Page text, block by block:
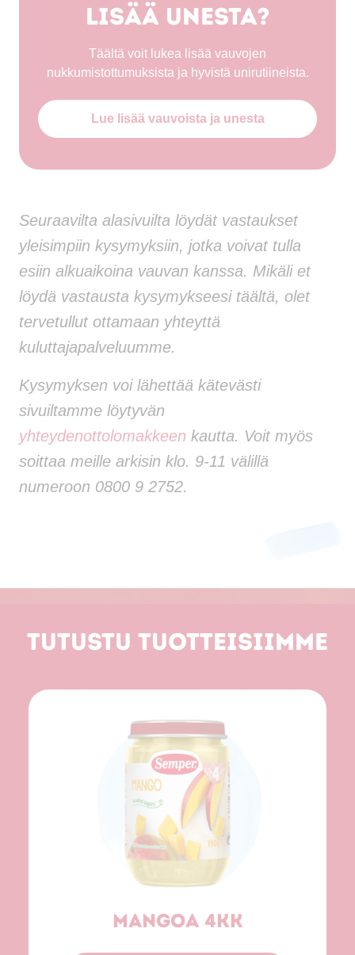
lisää unesta?
Täältä voit lukea lisää vauvojen
nukkumistottumuksista ja hyvistä unirutiineista.
Lue lisää vauvoista ja unesta
Seuraavilta alasivuilta löydät vastaukset
yleisimpiin kysymyksiin, jotka voivat tulla
esiin alkuaikoina vauvan kanssa. Mikäli et
löydä vastausta kysymykseesi täältä, olet
tervetullut ottamaan yhteyttä
kuluttajapalveluumme.
Kysymyksen voi lähettää kätevästi
sivuiltamme löytyvän
yhteydenottolomakkeen kautta. Voit myös
soittaa meille arkisin klo. 9-11 välillä
numeroon 0800 9 2752.
Tutustu tuotteisiimme
Mangoa 4kk